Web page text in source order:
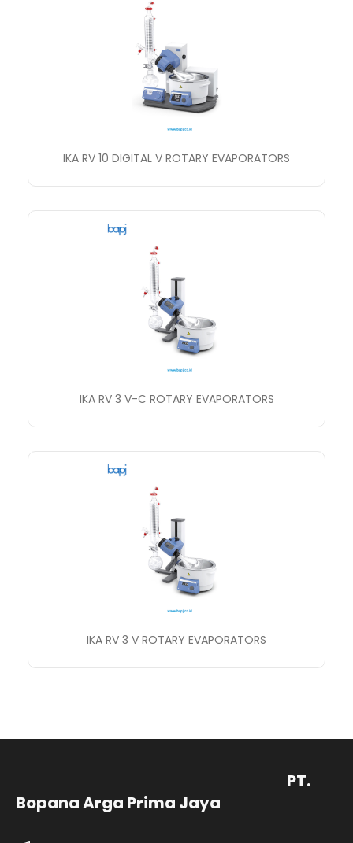
IKA RV 10 DIGITAL V ROTARY EVAPORATORS
IKA RV 3 V-C ROTARY EVAPORATORS
IKA RV 3 V ROTARY EVAPORATORS
PT.
Bopana Arga Prima Jaya